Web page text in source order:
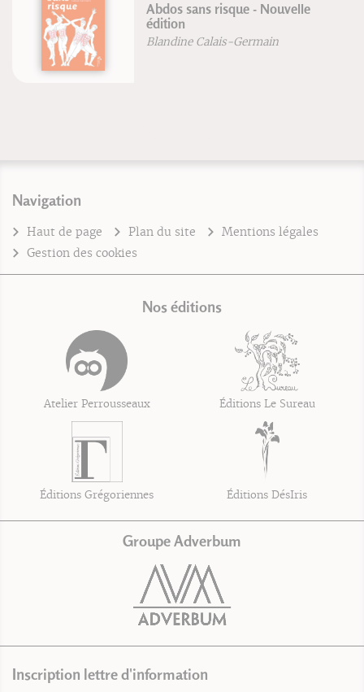
Abdos sans risque - Nouvelle
édition
Blandine Calais-Germain
Navigation
Haut de page Plan du site
Mentions légales
Gestion des cookies
Nos éditions
Atelier Perrousseaux Éditions Le Sureau
Éditions Grégoriennes Éditions DésIris
Groupe Adverbum
Inscription lettre d'information